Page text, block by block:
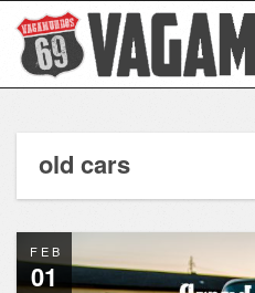
old cars
FEB
01